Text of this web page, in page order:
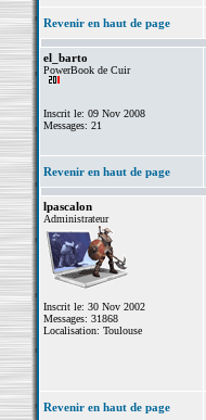
Revenir en haut de page
el_barto
PowerBook de Cuir
Inscrit le: 09 Nov 2008
Messages: 21
Revenir en haut de page
lpascalon
Administrateur
Inscrit le: 30 Nov 2002
Messages: 31868
Localisation: Toulouse
Revenir en haut de page